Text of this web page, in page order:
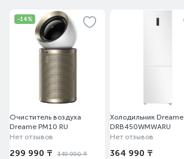
-14%
Очиститель воздуха
Dreame PM10 RU
Нет отзывов
299 990 ₸ 349 990 ₸
Холодильник Dreame
DRB450WMWARU
Нет отзывов
364 990 ₸